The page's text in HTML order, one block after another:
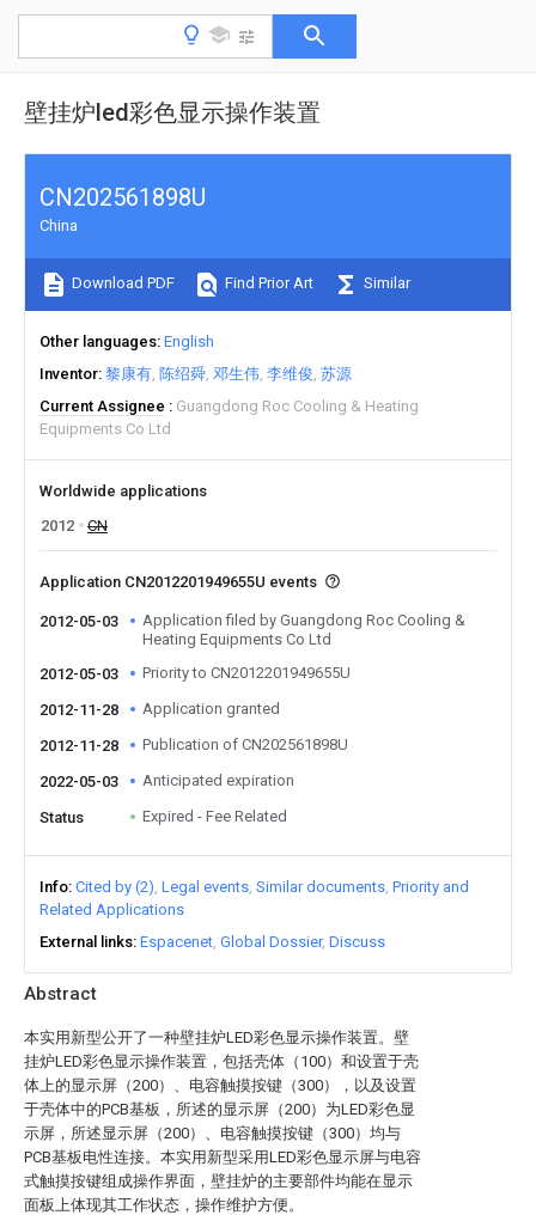
壁挂炉led彩色显示操作装置
Abstract
本实用新型公开了一种壁挂炉LED彩色显示操作装置。壁
挂炉LED彩色显示操作装置，包括壳体（100）和设置于壳
体上的显示屏（200）、电容触摸按键（300），以及设置
于壳体中的PCB基板，所述的显示屏（200）为LED彩色显
示屏，所述显示屏（200）、电容触摸按键（300）均与
PCB基板电性连接。本实用新型采用LED彩色显示屏与电容
式触摸按键组成操作界面，壁挂炉的主要部件均能在显示
面板上体现其工作状态，操作维护方便。
CN202561898U
China
Download PDF Find Prior Art Similar
Other languages English
Inventor 黎康有 陈绍舜 邓生伟 李维俊 苏源
Current Assignee
Guangdong Roc Cooling & Heating
Equipments Co Ltd
Worldwide applications
2012
CN
Application CN2012201949655U events
2012-05-03
Application filed by Guangdong Roc Cooling &
Heating Equipments Co Ltd
2012-05-03
Priority to CN2012201949655U
2012-11-28 Application granted
2012-11-28 Publication of CN202561898U
2022-05-03 Anticipated expiration
Status Expired - Fee Related
Info Cited by (2) Legal events Similar documents Priority and
Related Applications
External links Espacenet Global Dossier Discuss